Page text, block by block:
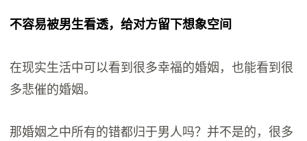
不容易被男生看透，给对方留下想象空间
在现实生活中可以看到很多幸福的婚姻，也能看到很
多悲催的婚姻。
那婚姻之中所有的错都归于男人吗？并不是的，很多